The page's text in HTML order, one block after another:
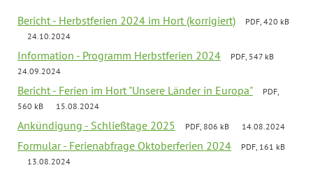
Bericht - Herbstferien 2024 im Hort (korrigiert)
PDF, 420 kB
24.10.2024
Information - Programm Herbstferien 2024
PDF, 547 kB
24.09.2024
Bericht - Ferien im Hort "Unsere Länder in Europa"
PDF,
560 kB
15.08.2024
Ankündigung - Schließtage 2025 PDF, 806 kB 14.08.2024
Formular - Ferienabfrage Oktoberferien 2024
PDF, 161 kB
13.08.2024